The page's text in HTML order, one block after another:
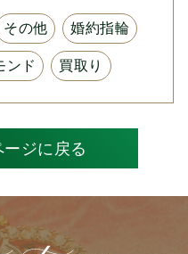
その他 婚約指輪
ンド 買取り
ジに戻る